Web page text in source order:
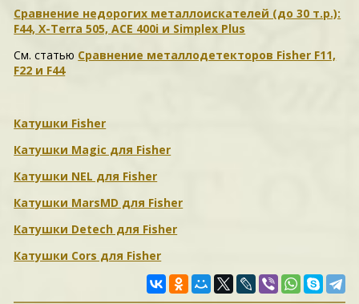
Сравнение недорогих металлоискателей (до 30 т.р.):
F44, X-Terra 505, ACE 400i и Simplex Plus
См. статью Сравнение металлодетекторов Fisher F11,
F22 и F44
Катушки Fisher
Катушки Magic для Fisher
Катушки NEL для Fisher
Катушки MarsMD для Fisher
Катушки Detech для Fisher
Катушки Cors для Fisher